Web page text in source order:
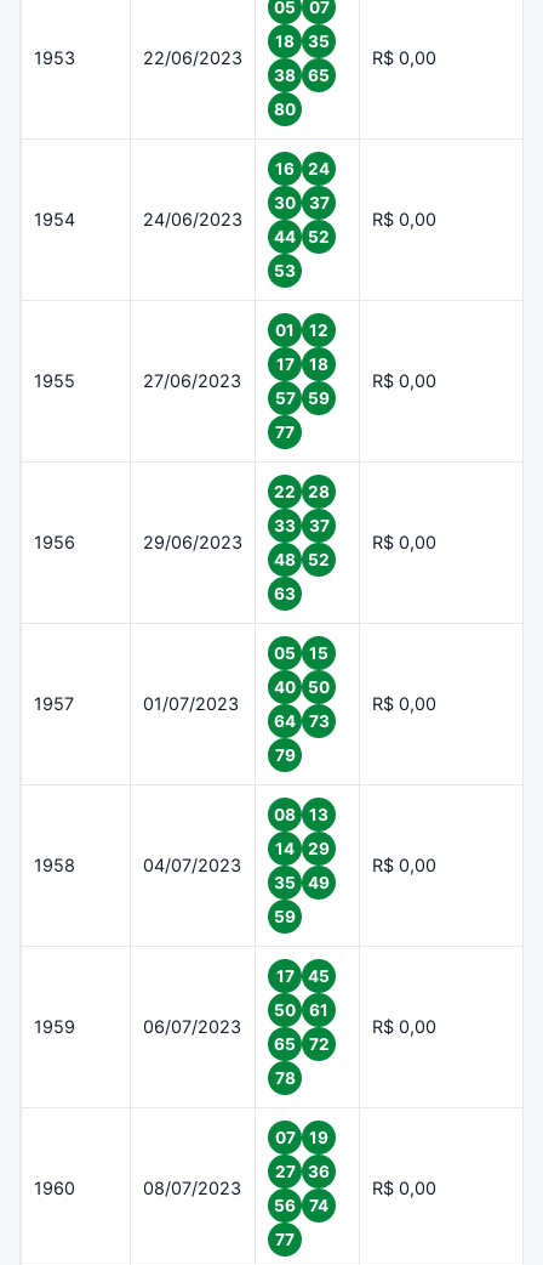
1953 22/06/2023
05
07
18
35
38
65
80
R$ 0,00
1954 24/06/2023
16
24
30
37
44
52
53
R$ 0,00
1955 27/06/2023
01
12
17
18
57
59
77
R$ 0,00
1956 29/06/2023
22
28
33
37
48
52
63
R$ 0,00
1957 01/07/2023
05
15
40
50
64
73
79
R$ 0,00
1958 04/07/2023
08
13
14
29
35
49
59
R$ 0,00
1959 06/07/2023
17
45
50
61
65
72
78
R$ 0,00
1960 08/07/2023
07
19
27
36
56
74
77
R$ 0,00